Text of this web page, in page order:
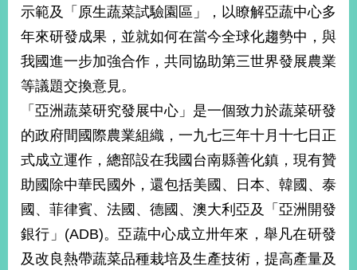
落
國
海
和
平
照
首
頁
網
站
導
關
於
示範及「原生蔬菜試驗園區」，以瞭解亞蔬中心多
年來研發成果，並就如何在當今全球化趨勢中，與
我國進一步加強合作，共同協助第三世界發展農業
等議題交換意見。
「亞洲蔬菜研究發展中心」是一個致力於蔬菜研發
的政府間國際農業組織，一九七三年十月十七日正
式成立運作，總部設在我國台南縣善化鎮，現有贊
助國除中華民國外，還包括美國、日本、韓國、泰
國、菲律賓、法國、德國、澳大利亞及「亞洲開發
銀行」(ADB)。亞蔬中心成立卅年來，舉凡在研發
及改良熱帶蔬菜品種栽培及生產技術，提高產量及